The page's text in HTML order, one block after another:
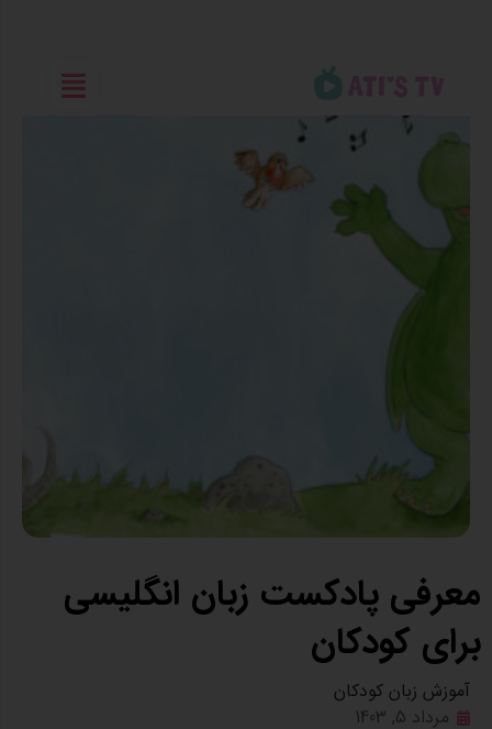
معرفی پادکست زبان انگلیسی
برای کودکان
آموزش زبان کودکان
مرداد 5, 1403